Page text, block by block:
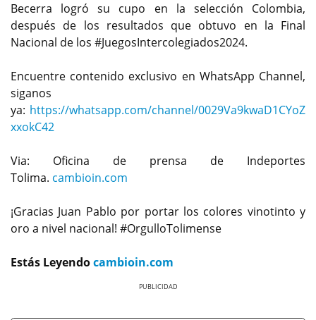
Becerra logró su cupo en la selección Colombia,
después de los resultados que obtuvo en la Final
Nacional de los #JuegosIntercolegiados2024.
Encuentre contenido exclusivo en WhatsApp Channel,
siganos
ya: https://whatsapp.com/channel/0029Va9kwaD1CYoZ
xxokC42
Via: Oficina de prensa de Indeportes
Tolima. cambioin.com
¡Gracias Juan Pablo por portar los colores vinotinto y
oro a nivel nacional! #OrgulloTolimense
Estás Leyendocambioin.com